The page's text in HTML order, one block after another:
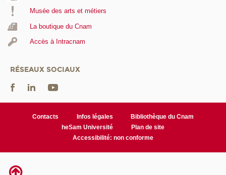
Musée des arts et métiers
La boutique du Cnam
Accès à Intracnam
RÉSEAUX SOCIAUX
Contacts Infos légales
Bibliothèque du Cnam
heSam Université
Plan de site
Accessibilité: non conforme